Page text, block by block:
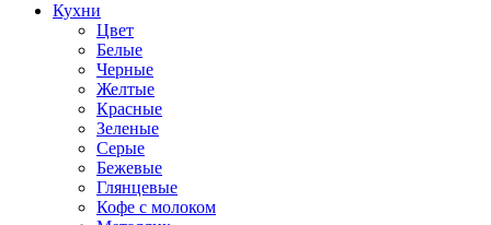
Кухни
Цвет
Белые
Черные
Желтые
Красные
Зеленые
Серые
Бежевые
Глянцевые
Кофе с молоком